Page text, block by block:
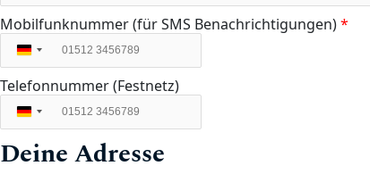
Mobilfunknummer (für SMS Benachrichtigungen)*
Deutschland
+49
Telefonnummer (Festnetz)
Deutschland
+49
Deine Adresse